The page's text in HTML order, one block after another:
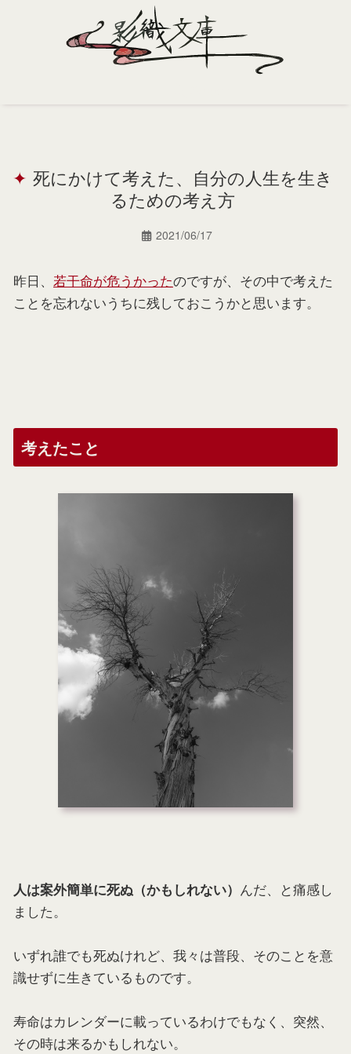
Portfolio
死にかけて考えた、自分の人生を生き
るための考え方
2021/06/17
昨日、 若干命が危うかったのですが、その中で考えた
ことを忘れないうちに残しておこうかと思います。
考えたこと
人は案外簡単に死ぬ（かもしれない） んだ、と痛感し
ました。
いずれ誰でも死ぬけれど、我々は普段、そのことを意
識せずに生きているものです。
寿命はカレンダーに載っているわけでもなく、突然、
その時は来るかもしれない。